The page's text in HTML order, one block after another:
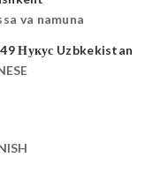
va namuna